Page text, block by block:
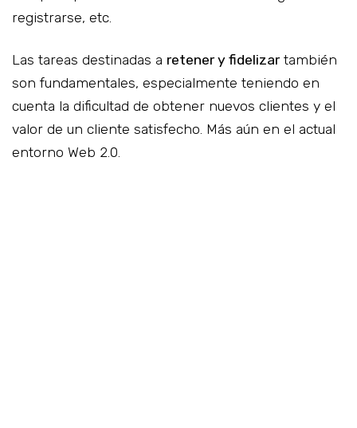
registrarse, etc.
Las tareas destinadas a retener y fidelizartambién
son fundamentales, especialmente teniendo en
cuenta la dificultad de obtener nuevos clientes y el
valor de un cliente satisfecho. Más aún en el actual
entorno Web 2.0.